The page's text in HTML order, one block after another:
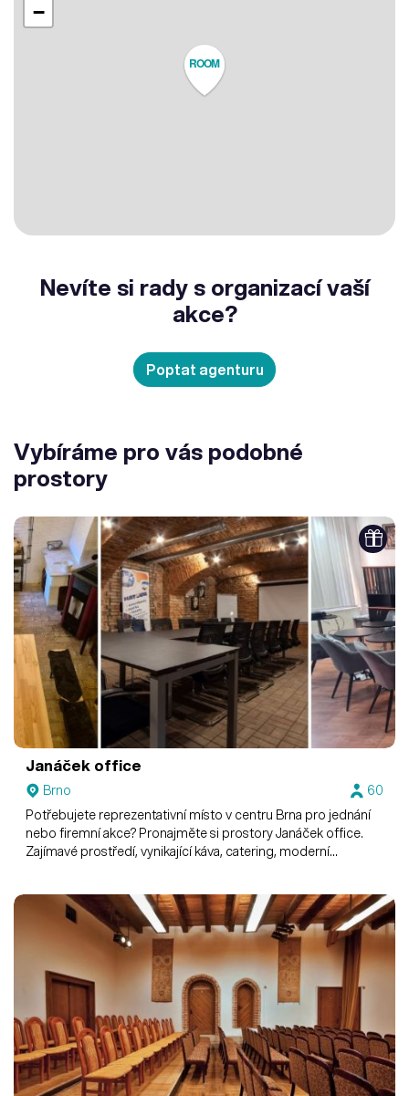
ROOM
−
Nevíte si rady s organizací vaší
akce?
Poptat agenturu
Vybíráme pro vás podobné
prostory
Janáček office
Brno
60
Potřebujete reprezentativní místo v centru Brna pro jednání
nebo firemní akce? Pronajměte si prostory Janáček office.
Zajímavé prostředí, vynikající káva, catering, moderní